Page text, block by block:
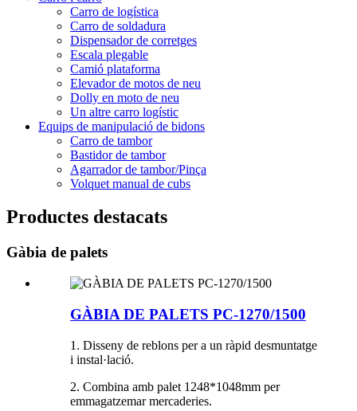
Carro de logística
Carro de soldadura
Dispensador de corretges
Escala plegable
Camió plataforma
Elevador de motos de neu
Dolly en moto de neu
Un altre carro logístic
Equips de manipulació de bidons
Carro de tambor
Bastidor de tambor
Agarrador de tambor/Pinça
Volquet manual de cubs
Productes destacats
Gàbia de palets
GÀBIA DE PALETS PC-1270/1500
1. Disseny de reblons per a un ràpid desmuntatge
i instal·lació.
2. Combina amb palet 1248*1048mm per
emmagatzemar mercaderies.